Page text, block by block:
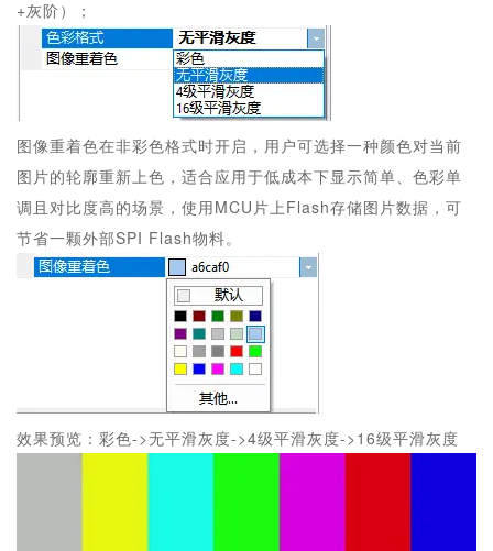
+灰阶）；
图像重着色在非彩色格式时开启，用户可选择一种颜色对当前
图片的轮廓重新上色，适合应用于低成本下显示简单、色彩单
调且对比度高的场景，使用MCU片上Flash存储图片数据，可
节省一颗外部SPI Flash物料。
效果预览：彩色->无平滑灰度->4级平滑灰度->16级平滑灰度